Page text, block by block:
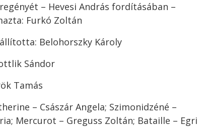
– Hevesi András fordításában –
Furkó Zoltán
Belohorszky Károly
Sándor
Tamás
– Császár Angela; Szimonidzéné –
Mercurot – Greguss Zoltán; Bataille – Egri